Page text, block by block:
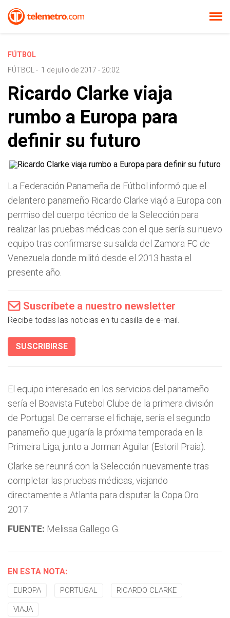
FÚTBOL
FÚTBOL
- 1 de julio de 2017 - 20:02
Ricardo Clarke viaja
rumbo a Europa para
definir su futuro
La Federación Panameña de Fútbol informó que el
delantero panameño Ricardo Clarke viajó a Europa con
permiso del cuerpo técnico de la Selección para
realizar las pruebas médicas con el que sería su nuevo
equipo tras confirmarse su salida del Zamora FC de
Venezuela donde militó desde el 2013 hasta el
presente año.
Suscríbete a nuestro newsletter
Recibe todas las noticias en tu casilla de e-mail.
SUSCRIBIRSE
El equipo interesado en los servicios del panameño
sería el Boavista Futebol Clube de la primera división
de Portugal. De cerrarse el fichaje, sería el segundo
panameño que jugaría la próxima temporada en la
Primeira Liga, junto a Jorman Aguilar (Estoril Praia).
Clarke se reunirá con la Selección nuevamente tras
completar las pruebas médicas, viajando
directamente a Atlanta para disputar la Copa Oro
2017.
FUENTE: Melissa Gallego G.
EN ESTA NOTA:
EUROPA PORTUGAL RICARDO CLARKE
VIAJA